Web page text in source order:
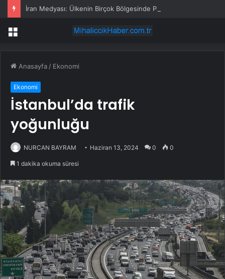
Menü
Anasayfa / Ekonomi
Ekonomi
İstanbul’da trafik
yoğunluğu
NURCAN BAYRAM Haziran 13, 2024 0 0
1 dakika okuma süresi